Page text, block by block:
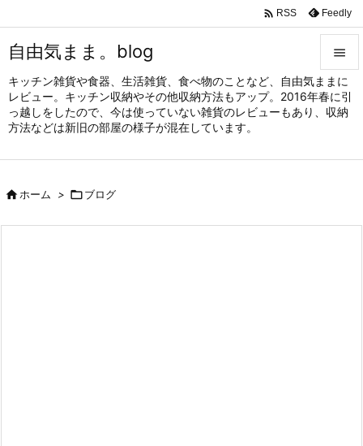
自由気まま。blog
キッチン雑貨や食器、生活雑貨、食べ物のことなど、自由気ままに
レビュー。キッチン収納やその他収納方法もアップ。2016年春に引
っ越しをしたので、今は使っていない雑貨のレビューもあり、収納
方法などは新旧の部屋の様子が混在しています。


メニュ
次へ
 RSS Feedly
ホーム > ブログ